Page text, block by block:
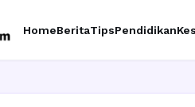
HomeBeritaTipsPendidikan